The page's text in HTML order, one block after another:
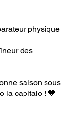
physique
des
saison sous
la capitale ! 💙